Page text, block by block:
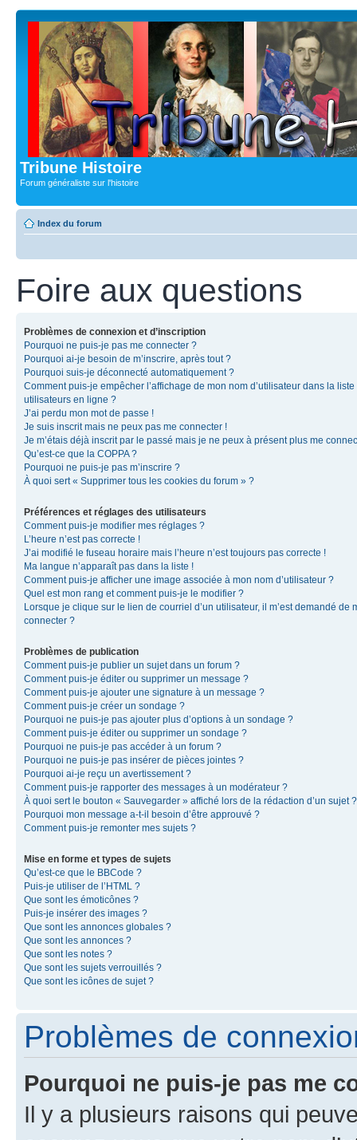
Tribune Histoire
Forum généraliste sur l'histoire
Index du forum
Foire aux questions
Problèmes de connexion et d’inscription
Pourquoi ne puis-je pas me connecter ?
Pourquoi ai-je besoin de m’inscrire, après tout ?
Pourquoi suis-je déconnecté automatiquement ?
Comment puis-je empêcher l’affichage de mon nom d’utilisateur dans la liste
utilisateurs en ligne ?
J’ai perdu mon mot de passe !
Je suis inscrit mais ne peux pas me connecter !
Je m’étais déjà inscrit par le passé mais je ne peux à présent plus me
Qu’est-ce que la COPPA ?
Pourquoi ne puis-je pas m’inscrire ?
À quoi sert « Supprimer tous les cookies du forum » ?
Préférences et réglages des utilisateurs
Comment puis-je modifier mes réglages ?
L’heure n’est pas correcte !
J’ai modifié le fuseau horaire mais l’heure n’est toujours pas correcte !
Ma langue n’apparaît pas dans la liste !
Comment puis-je afficher une image associée à mon nom d’utilisateur ?
Quel est mon rang et comment puis-je le modifier ?
Lorsque je clique sur le lien de courriel d’un utilisateur, il m’est demandé de
connecter ?
Problèmes de publication
Comment puis-je publier un sujet dans un forum ?
Comment puis-je éditer ou supprimer un message ?
Comment puis-je ajouter une signature à un message ?
Comment puis-je créer un sondage ?
Pourquoi ne puis-je pas ajouter plus d’options à un sondage ?
Comment puis-je éditer ou supprimer un sondage ?
Pourquoi ne puis-je pas accéder à un forum ?
Pourquoi ne puis-je pas insérer de pièces jointes ?
Pourquoi ai-je reçu un avertissement ?
Comment puis-je rapporter des messages à un modérateur ?
À quoi sert le bouton « Sauvegarder » affiché lors de la rédaction d’un sujet ?
Pourquoi mon message a-t-il besoin d’être approuvé ?
Comment puis-je remonter mes sujets ?
Mise en forme et types de sujets
Qu’est-ce que le BBCode ?
Puis-je utiliser de l’HTML ?
Que sont les émoticônes ?
Puis-je insérer des images ?
Que sont les annonces globales ?
Que sont les annonces ?
Que sont les notes ?
Que sont les sujets verrouillés ?
Que sont les icônes de sujet ?
Problèmes de
Pourquoi ne puis-je pas me
Il y a plusieurs raisons qui